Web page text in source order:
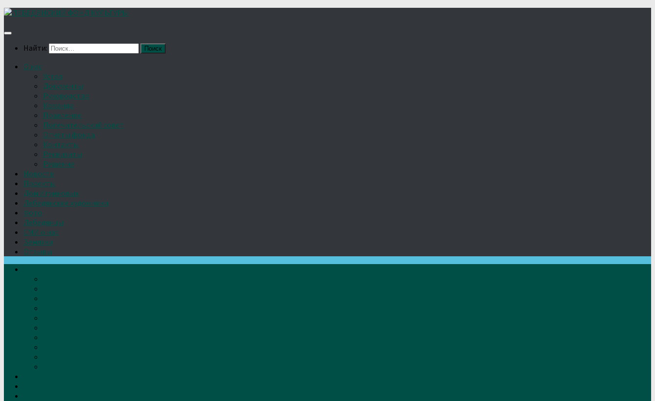
Найти:
О нас
Устав
Документы
Руководство
Команда
Правление
Попечительский совет
Отчёты фонда
Контакты
Реквизиты
Решение
Новости
Проекты
Дом Игумновых
Лебедянские художники
Фото
Лебедянцы
СМИ о нас
Земляки
Отзывы